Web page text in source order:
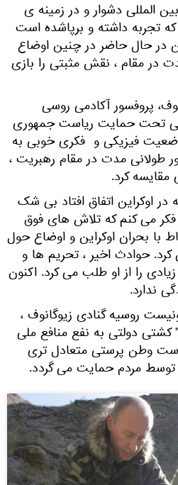
المللی دشوار و در زمینه ی
تجربه داشته و برپاشده است
در حال حاضر در چنین اوضاع
در مقام ، نقش مثبتی را بازی
پروفسور آکادمی روسی
تحت حمایت ریاست جمهوری
فیزیکی و فکری خوبی به
طولانی مدت در مقام رهبریت ،
مقایسه کرد.
اوکراین اتفاق افتاد بی شک
فکر می کنم که تلاش های فوق
با بحران اوکراین و اوضاع حول
حوادث اخیر ، تحریم ها و
را از او طلب می کرد. اکنون
ندارد.
روسیه گنادی زیوگانوف ،
دولتی به نفع منافع ملی
وطن پرستی متعادل تری
مردم حمایت می گردد.